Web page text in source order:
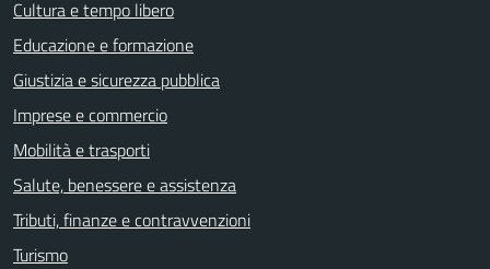
Cultura e tempo libero
Educazione e formazione
Giustizia e sicurezza pubblica
Imprese e commercio
Mobilità e trasporti
Salute, benessere e assistenza
Tributi, finanze e contravvenzioni
Turismo